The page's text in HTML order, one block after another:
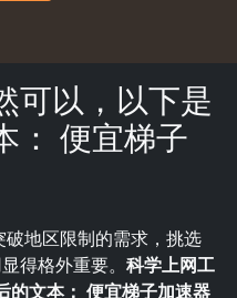
可以，以下是
： 便宜梯子
地区限制的需求，挑选
得格外重要。 科学上网工
的文本： 便宜梯子加速器